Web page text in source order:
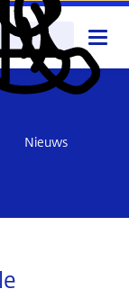
Mijn
DNB
Contact
Nieuws